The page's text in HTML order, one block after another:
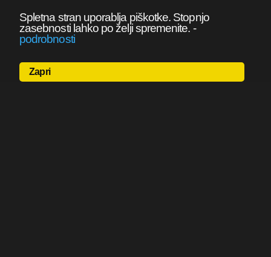
Spletna stran uporablja piškotke. Stopnjo
zasebnosti lahko po želji spremenite. -
podrobnosti
Zapri